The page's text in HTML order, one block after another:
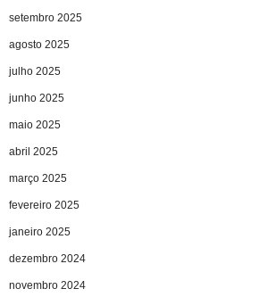
setembro 2025
agosto 2025
julho 2025
junho 2025
maio 2025
abril 2025
março 2025
fevereiro 2025
janeiro 2025
dezembro 2024
novembro 2024